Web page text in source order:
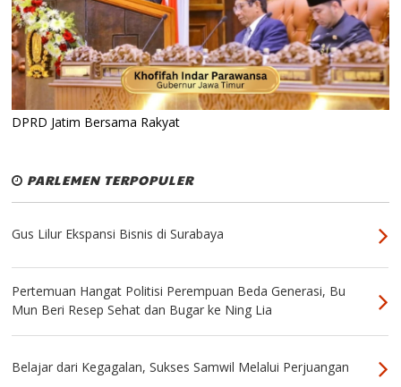
DPRD Jatim Bersama Rakyat
PARLEMEN TERPOPULER
Gus Lilur Ekspansi Bisnis di Surabaya
Pertemuan Hangat Politisi Perempuan Beda Generasi, Bu
Mun Beri Resep Sehat dan Bugar ke Ning Lia
Belajar dari Kegagalan, Sukses Samwil Melalui Perjuangan